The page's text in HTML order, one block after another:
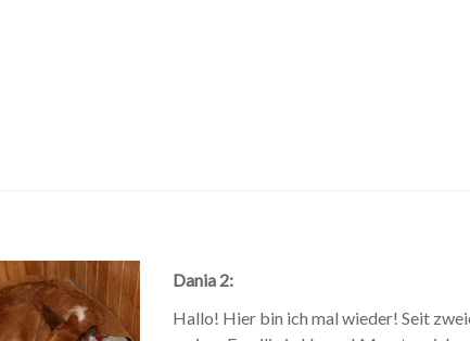
Dania 2:
Hallo! Hier bin ich mal wieder! Seit